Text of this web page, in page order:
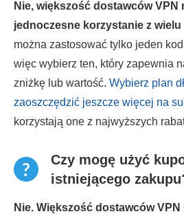
Nie, większość dostawców VPN
jednoczesne korzystanie z
można zastosować tylko jeden
więc wybierz ten, który zapewnia
zniżkę lub wartość. Wybierz plan
zaoszczędzić jeszcze więcej na
korzystają one z najwyższych
Czy mogę użyć
istniejącego
Nie. Większość dostawców